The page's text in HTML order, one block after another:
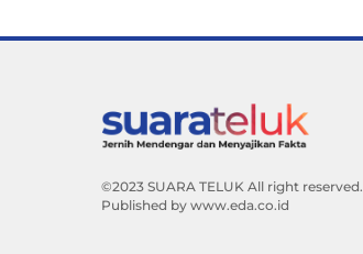
©2023 SUARA TELUK All right reserved.
Published by www.eda.co.id